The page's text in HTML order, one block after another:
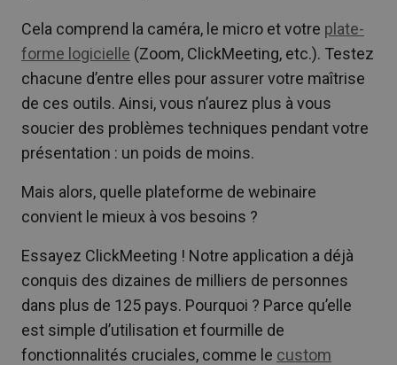
Cela comprend la caméra, le micro et votre plate-
forme logicielle (Zoom, ClickMeeting, etc.). Testez
chacune d’entre elles pour assurer votre maîtrise
de ces outils. Ainsi, vous n’aurez plus à vous
soucier des problèmes techniques pendant votre
présentation : un poids de moins.
Mais alors, quelle plateforme de webinaire
convient le mieux à vos besoins ?
Essayez ClickMeeting ! Notre application a déjà
conquis des dizaines de milliers de personnes
dans plus de 125 pays. Pourquoi ? Parce qu’elle
est simple d’utilisation et fourmille de
fonctionnalités cruciales, comme le custom